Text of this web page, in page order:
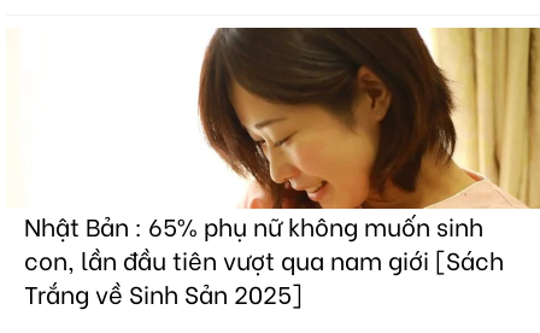
Nhật Bản : 65% phụ nữ không muốn sinh
con, lần đầu tiên vượt qua nam giới [Sách
Trắng về Sinh Sản 2025]